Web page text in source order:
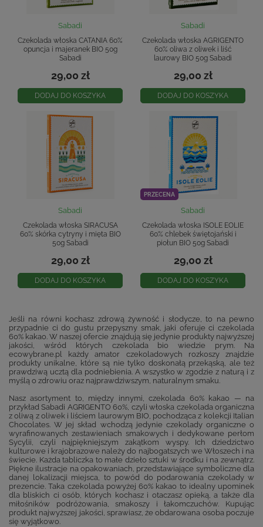
Sabadi
Czekolada włoska CATANIA 60%
opuncja i majeranek BIO 50g
Sabadi
29,00 zł
DODAJ DO KOSZYKA
Sabadi
Czekolada włoska AGRIGENTO
60% oliwa z oliwek i liść
laurowy BIO 50g Sabadi
29,00 zł
DODAJ DO KOSZYKA
Sabadi
Czekolada włoska SIRACUSA
60% skórka cytryny i mięta BIO
50g Sabadi
29,00 zł
DODAJ DO KOSZYKA
PRZECENA
Sabadi
Czekolada włoska ISOLE EOLIE
60% chlebek świętojański i
piołun BIO 50g Sabadi
29,00 zł
DODAJ DO KOSZYKA
Jeśli na równi kochasz zdrową żywność i słodycze, to na pewno
przypadnie ci do gustu przepyszny smak, jaki oferuje ci czekolada
60% kakao. W naszej ofercie znajdują się jedynie produkty najwyższej
jakości, wśród których czekolada bio wiedzie prym. Na
ecowybrane.pl każdy amator czekoladowych rozkoszy znajdzie
produkty unikalne, które są nie tylko doskonałą przekąską, ale też
prawdziwą ucztą dla podniebienia. A wszystko w zgodzie z naturą i z
myślą o zdrowiu oraz najprawdziwszym, naturalnym smaku.
Nasz asortyment to, między innymi, czekolada 60% kakao — na
przykład Sabadi AGRIGENTO 60%, czyli włoska czekolada organiczna
z oliwą z oliwek i liściem laurowym BIO, pochodząca z kolekcji Italian
Chocolates. W jej skład wchodzą jedynie czekolady organiczne o
wyrafinowanych zestawieniach smakowych i dedykowane perłom
Sycylii, czyli najpiękniejszym zakątkom wyspy. Ich dziedzictwo
kulturowe i krajobrazowe należy do najbogatszych we Włoszech i na
świecie. Każda tabliczka to małe dzieło sztuki w środku i na zewnątrz.
Piękne ilustracje na opakowaniach, przedstawiające symboliczne dla
danej lokalizacji miejsca, to powód do podarowania czekolady w
prezencie. Taka czekolada powyżej 60% kakao to idealny upominek
dla bliskich ci osób, których kochasz i otaczasz opieką, a także dla
miłośników podróżowania, smakoszy i łakomczuchów. Kupując
produkt najwyższej jakości, sprawiasz, że obdarowana osoba poczuje
się wyjątkowo.